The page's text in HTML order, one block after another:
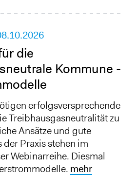
die
Kommune -
erfolgsversprechende
Treibhausgasneutralität zu
Ansätze und gute
Praxis stehen im
Webinarreihe. Diesmal
mehr